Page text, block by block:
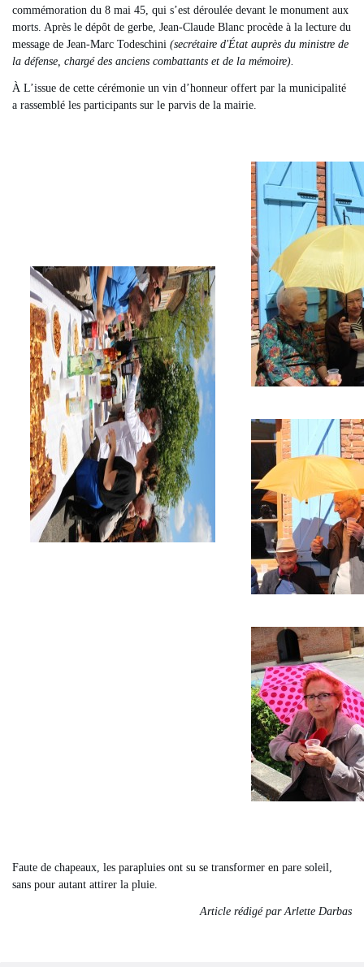
commémoration du 8 mai 45, qui s’est déroulée devant le monument aux
morts. Après le dépôt de gerbe, Jean-Claude Blanc procède à la lecture du
message de Jean-Marc Todeschini (secrétaire d'État auprès du ministre de
la défense, chargé des anciens combattants et de la mémoire).
À L’issue de cette cérémonie un vin d’honneur offert par la municipalité
a rassemblé les participants sur le parvis de la mairie.
Faute de chapeaux, les parapluies ont su se transformer en pare soleil,
sans pour autant attirer la pluie.
Article rédigé par Arlette Darbas